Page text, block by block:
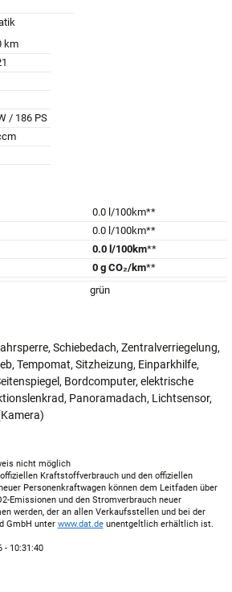
km
/ 186 PS
0.0 l/100km**
0.0 l/100km**
0.0 l/100km**
0 g CO₂/km**
grün
Schiebedach, Zentralverriegelung,
Tempomat, Sitzheizung, Einparkhilfe,
Bordcomputer, elektrische
Panoramadach, Lichtsensor,
nicht möglich
Kraftstoffverbrauch und den offiziellen
Personenkraftwagen können dem Leitfaden über
Emissionen und den Stromverbrauch neuer
werden, der an allen Verkaufsstellen und bei der
GmbH unter www.dat.deunentgeltlich erhältlich ist.
- 10:31:40